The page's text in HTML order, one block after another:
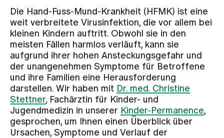
Team
Zuweisende
Events
Über uns
Die Hand-Fuss-Mund-Krankheit (HFMK) ist eine
weit verbreitete Virusinfektion, die vor allem bei
kleinen Kindern auftritt. Obwohl sie in den
meisten Fällen harmlos verläuft, kann sie
aufgrund ihrer hohen Ansteckungsgefahr und
der unangenehmen Symptome für Betroffene
und ihre Familien eine Herausforderung
darstellen. Wir haben mit Dr. med. Christine
Stettner, Fachärztin für Kinder- und
Jugendmedizin in unserer Kinder-Permanence,
gesprochen, um Ihnen einen Überblick über
Ursachen, Symptome und Verlauf der